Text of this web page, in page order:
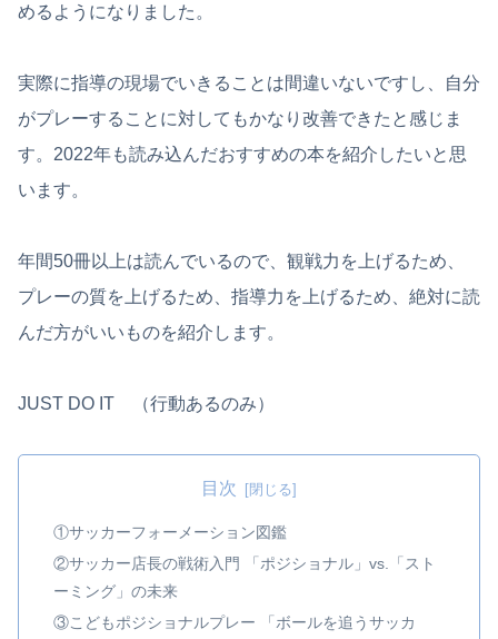
めるようになりました。
実際に指導の現場でいきることは間違いないですし、自分
がプレーすることに対してもかなり改善できたと感じま
す。2022年も読み込んだおすすめの本を紹介したいと思
います。
年間50冊以上は読んでいるので、観戦力を上げるため、
プレーの質を上げるため、指導力を上げるため、絶対に読
んだ方がいいものを紹介します。
JUST DO IT （行動あるのみ）
目次
①サッカーフォーメーション図鑑
②サッカー店長の戦術入門 「ポジショナル」vs.「スト
ーミング」の未来
③こどもポジショナルプレー 「ボールを追うサッカ